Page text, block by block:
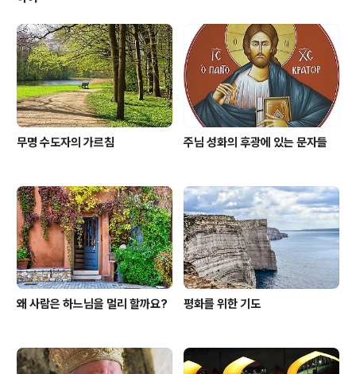
무명 수도자의 가르침 주님 성화의 후광에 있는 문자들
왜 사람은 하느님을 멀리 할까요? 평화를 위한 기도